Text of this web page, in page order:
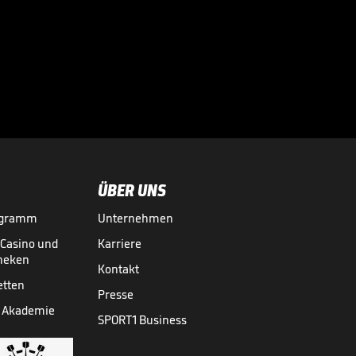
und
Akademie
ÜBER UNS
Unternehmen
Karriere
Kontakt
Presse
SPORT1 Business